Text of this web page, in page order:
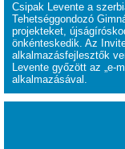
Csipak Levente a
Tehetséggondozó
projekteket,
önkénteskedik. Az
alkalmazásfejlesztők
Levente győzött az „e-
alkalmazásával.